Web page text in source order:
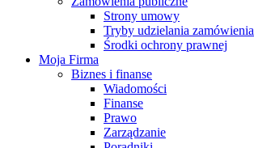
Strony umowy
Tryby udzielania zamówienia
Środki ochrony prawnej
Moja Firma
Biznes i finanse
Wiadomości
Finanse
Prawo
Zarządzanie